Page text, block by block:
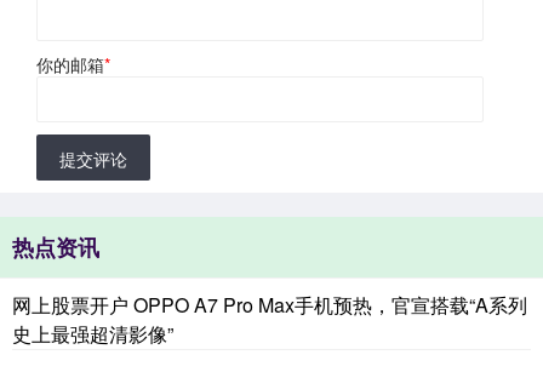
你的邮箱*
提交评论
热点资讯
网上股票开户 OPPO A7 Pro Max手机预热，官宣搭载“A系列
史上最强超清影像”